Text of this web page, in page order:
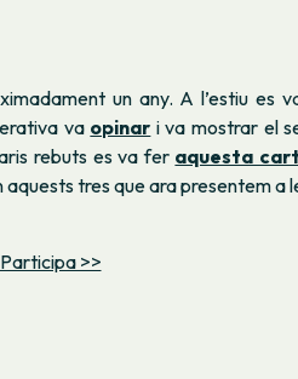
un any. A l’estiu es
va opinar i va mostrar el
rebuts es va fer aquesta
aquests tres que ara presentem a
>>